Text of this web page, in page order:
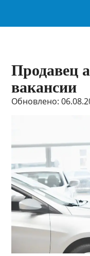
Продавец
вакансии
Обновлено: